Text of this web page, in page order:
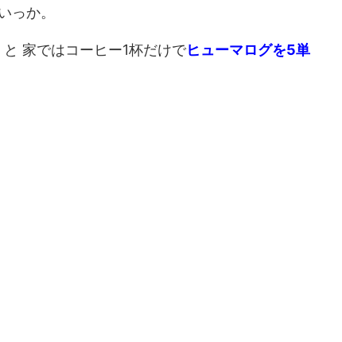
っか。
家ではコーヒー1杯だけでヒューマログを5単
も勤務予定だったん
からそこを夏休み扱
備しちゃう系。 う
...
仕事がない こんな日は家にいるより外に出た方が